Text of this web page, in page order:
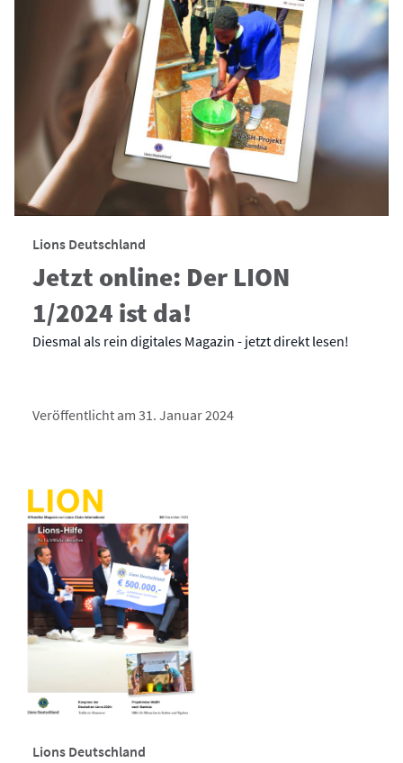
Lions Deutschland
Jetzt online: Der LION
1/2024 ist da!
Diesmal als rein digitales Magazin - jetzt direkt lesen!
Veröffentlicht am 31. Januar 2024
Lions Deutschland